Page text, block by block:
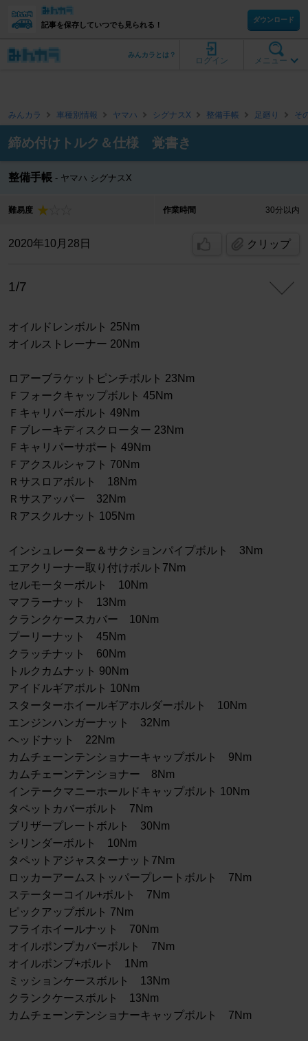
記事を保存していつでも見られる！
ダウンロード
メニュー
ログイン
みんカラとは？
みんカラ 車種別情報 ヤマハ シグナスX 整備手帳 足廻り そ
締め付けトルク＆仕様 覚書き
整備手帳 ヤマハ シグナスX
難易度 作業時間 30分以内
2020年10月28日 クリップ
1/7
オイルドレンボルト 25Nm
オイルストレーナー 20Nm
ロアーブラケットピンチボルト 23Nm
Ｆフォークキャップボルト 45Nm
Ｆキャリパーボルト 49Nm
Ｆブレーキディスクローター 23Nm
Ｆキャリパーサポート 49Nm
Ｆアクスルシャフト 70Nm
Ｒサスロアボルト 18Nm
Ｒサスアッパー 32Nm
Ｒアスクルナット 105Nm
インシュレーター＆サクションパイプボルト 3Nm
エアクリーナー取り付けボルト7Nm
セルモーターボルト 10Nm
マフラーナット 13Nm
クランクケースカバー 10Nm
プーリーナット 45Nm
クラッチナット 60Nm
トルクカムナット 90Nm
アイドルギアボルト 10Nm
スターターホイールギアホルダーボルト 10Nm
エンジンハンガーナット 32Nm
ヘッドナット 22Nm
カムチェーンテンショナーキャップボルト 9Nm
カムチェーンテンショナー 8Nm
インテークマニーホールドキャップボルト 10Nm
タペットカバーボルト 7Nm
ブリザープレートボルト 30Nm
シリンダーボルト 10Nm
タペットアジャスターナット7Nm
ロッカーアームストッパープレートボルト 7Nm
ステーターコイル+ボルト 7Nm
ピックアップボルト 7Nm
フライホイールナット 70Nm
オイルポンプカバーボルト 7Nm
オイルポンプ+ボルト 1Nm
ミッションケースボルト 13Nm
クランクケースボルト 13Nm
カムチェーンテンショナーキャップボルト 7Nm